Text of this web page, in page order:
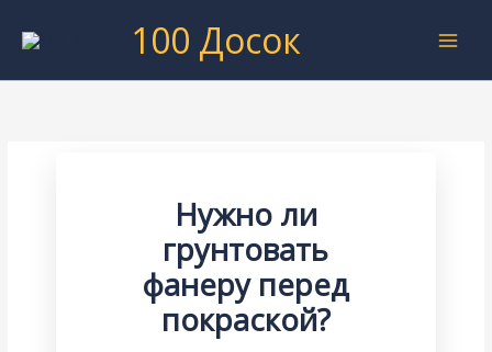
100 Досок
Нужно ли
грунтовать
фанеру перед
покраской?